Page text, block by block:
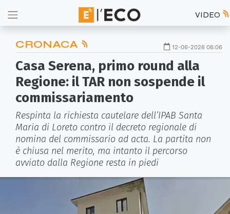
VIDEO
CRONACA 12-06-2026 06:06
Casa Serena, primo round alla
Regione: il TAR non sospende il
commissariamento
Respinta la richiesta cautelare dell’IPAB Santa
Maria di Loreto contro il decreto regionale di
nomina del commissario ad acta. La partita non
è chiusa nel merito, ma intanto il percorso
avviato dalla Regione resta in piedi